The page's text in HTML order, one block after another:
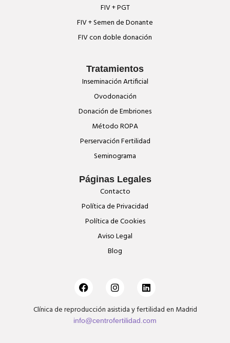
FIV + PGT
FIV + Semen de Donante
FIV con doble donación
Tratamientos
Inseminación Artificial
Ovodonación
Donación de Embriones
Método ROPA
Perservación Fertilidad
Seminograma
Páginas Legales
Contacto
Política de Privacidad
Política de Cookies
Aviso Legal
Blog
Clínica de reproducción asistida y fertilidad en Madrid
info@centrofertilidad.com